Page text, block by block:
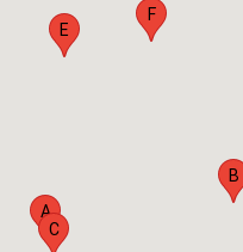
A
B
C
E
F